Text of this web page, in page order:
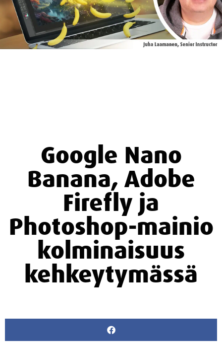
Google Nano
Banana, Adobe
Firefly ja
Photoshop-mainio
kolminaisuus
kehkeytymässä